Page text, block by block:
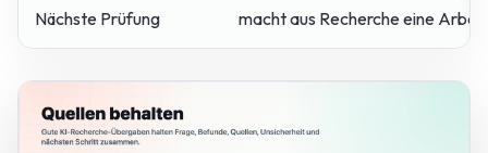
Nächste Prüfung macht aus Recherche eine